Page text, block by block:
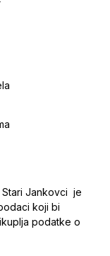
Jankovci je
koji bi
podatke o